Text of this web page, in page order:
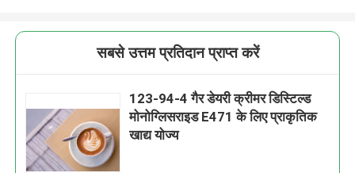
सबसे उत्तम प्रतिदान प्राप्त करें
123-94-4 गैर डेयरी क्रीमर डिस्टिल्ड
मोनोग्लिसराइड E471 के लिए प्राकृतिक
खाद्य योज्य